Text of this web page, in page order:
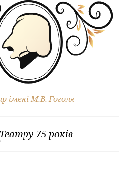
імені М.В. Гоголя
за назвою
До дня народження
М.В.Гоголя
Театру 75 років